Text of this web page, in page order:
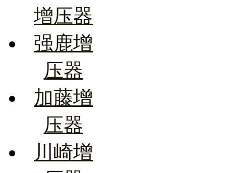
增压器
强鹿增
压器
加藤增
压器
川崎增